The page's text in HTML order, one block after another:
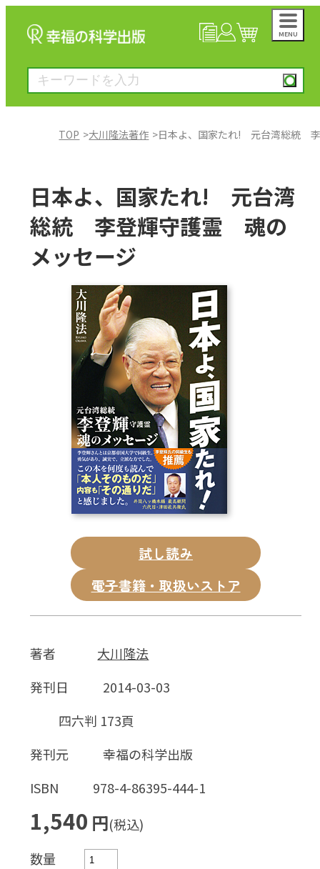
MENU
一般書
絵本
雑誌
CD
DVD・ブルーレイ
雑貨
外国語
TOP 大川隆法著作 日本よ、国家たれ! 元台湾総統
日本よ、国家たれ! 元台湾
総統 李登輝守護霊 魂の
メッセージ
試し読み
電子書籍・取扱いストア
著者
大川隆法
発刊日
2014-03-03
四六判 173頁
発刊元
幸福の科学出版
ISBN
978-4-86395-444-1
1,540 円(税込)
数量